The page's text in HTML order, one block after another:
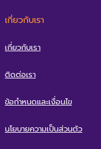
เกี่ยวกับเรา
เกี่ยวกับเรา
ติดต่อเรา
ข้อกำหนดและเงื่อนไข
นโยบายความเป็นส่วนตัว